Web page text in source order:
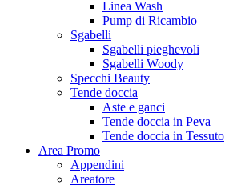
Linea Wash
Pump di Ricambio
Sgabelli
Sgabelli pieghevoli
Sgabelli Woody
Specchi Beauty
Tende doccia
Aste e ganci
Tende doccia in Peva
Tende doccia in Tessuto
Area Promo
Appendini
Areatore